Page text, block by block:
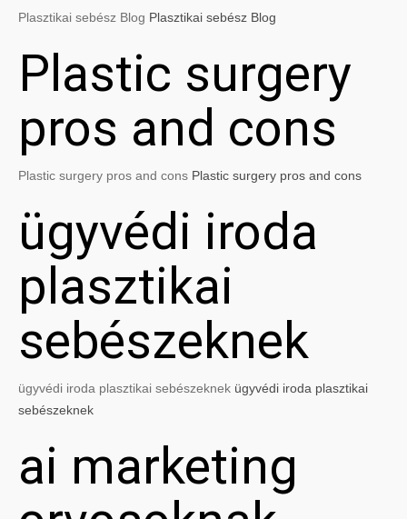
Plasztikai sebész Blog Plasztikai sebész Blog
Plastic surgery
pros and cons
Plastic surgery pros and cons Plastic surgery pros and cons
ügyvédi iroda
plasztikai
sebészeknek
ügyvédi iroda plasztikai sebészeknek ügyvédi iroda plasztikai
sebészeknek
ai marketing